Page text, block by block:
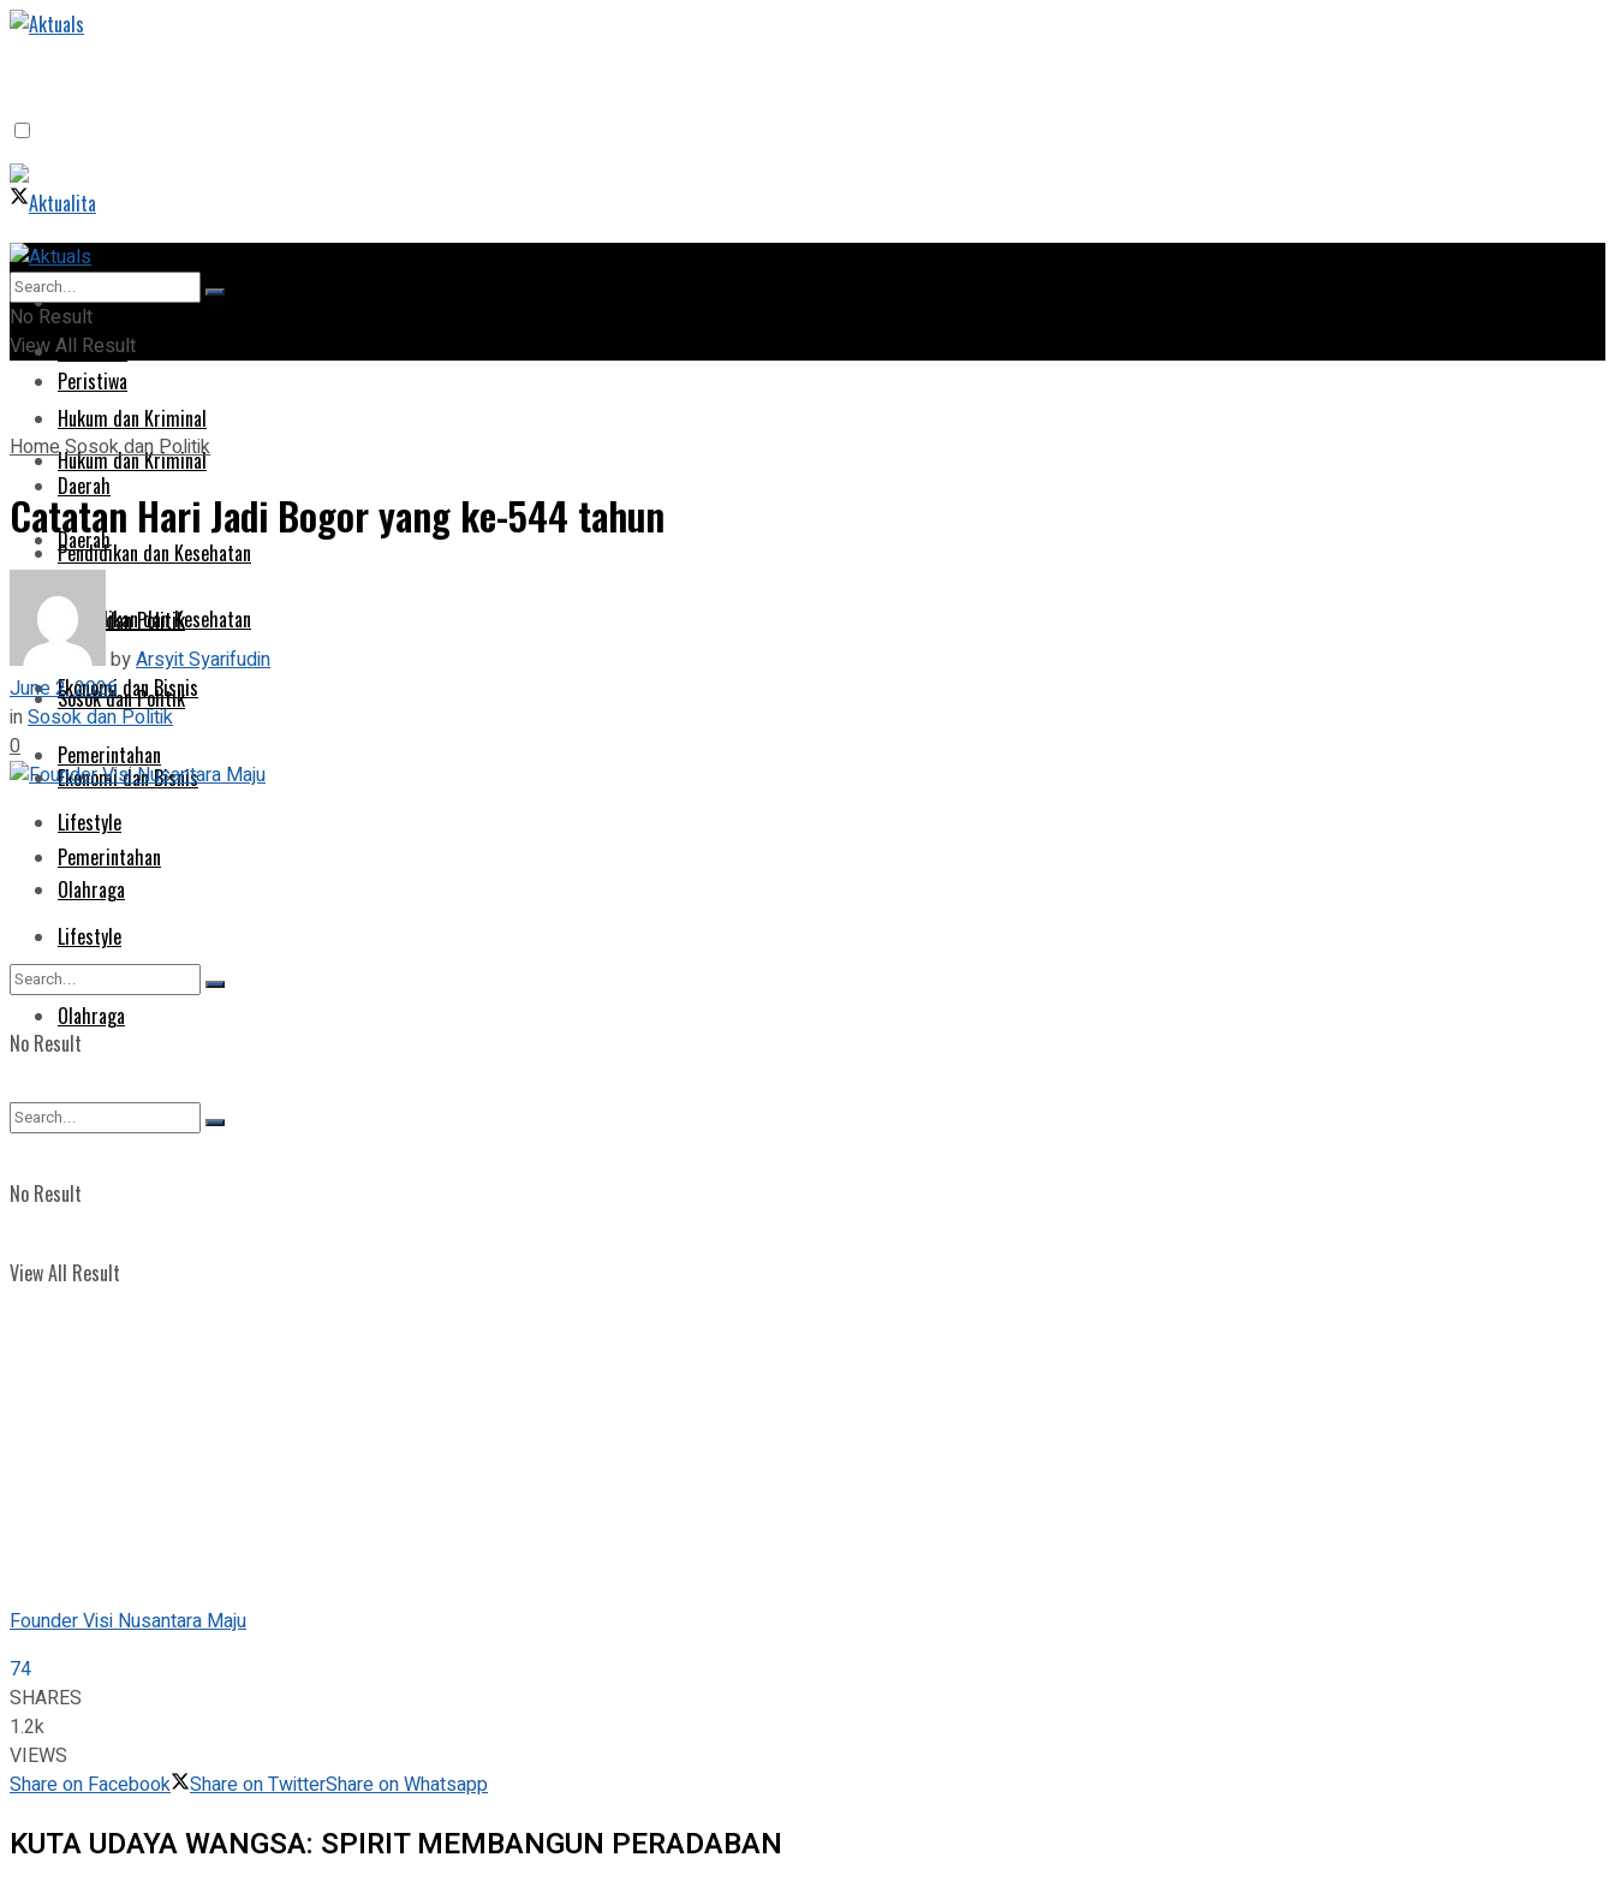
Home
Peristiwa
Hukum dan Kriminal
Daerah
Pendidikan dan Kesehatan
Sosok dan Politik
Ekonomi dan Bisnis
Pemerintahan
Lifestyle
Olahraga
No Result
View All Result
Home
Peristiwa
Hukum dan Kriminal
Daerah
Pendidikan dan Kesehatan
Sosok dan Politik
Ekonomi dan Bisnis
Pemerintahan
Lifestyle
Olahraga
No Result
View All Result
No Result
View All Result
HomeSosok dan Politik
Catatan Hari Jadi Bogor yang ke-544 tahun
byArsyit Syarifudin
June 2, 2026
inSosok dan Politik
0
Founder Visi Nusantara Maju
74
SHARES
1.2k
VIEWS
Share on Facebook
Share on TwitterShare on Whatsapp
KUTA UDAYA WANGSA: SPIRIT MEMBANGUN PERADABAN